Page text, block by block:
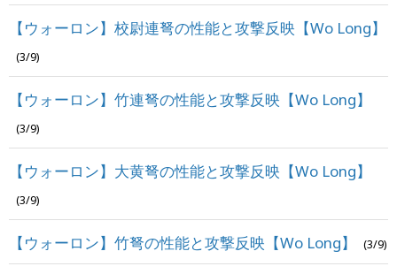
【ウォーロン】校尉連弩の性能と攻撃反映【Wo Long】
(3/9)
【ウォーロン】竹連弩の性能と攻撃反映【Wo Long】
(3/9)
【ウォーロン】大黄弩の性能と攻撃反映【Wo Long】
(3/9)
【ウォーロン】竹弩の性能と攻撃反映【Wo Long】 (3/9)